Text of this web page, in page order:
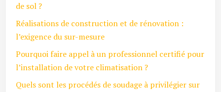
de sol ?
Réalisations de construction et de rénovation :
l’exigence du sur-mesure
Pourquoi faire appel à un professionnel certifié pour
l’installation de votre climatisation ?
Quels sont les procédés de soudage à privilégier sur